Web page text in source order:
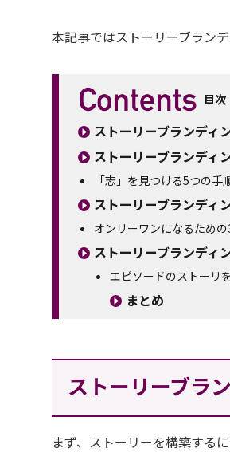
本記事ではストーリーブラン
目次
ストーリーブランディ
ストーリーブランディ
「志」を見つける5つの手
ストーリーブランディ
オンリーワンになるため
ストーリーブランディ
エピソードのストーリ
まとめ
ストーリーブラ
まず、ストーリーを構築する